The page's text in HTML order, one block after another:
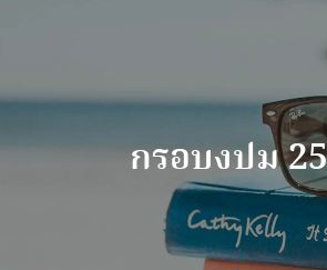
กรอบงปม